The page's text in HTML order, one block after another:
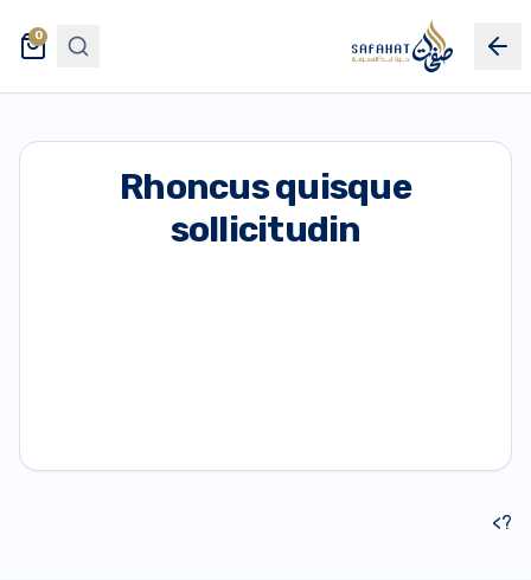
0
Rhoncus quisque
sollicitudin
?>